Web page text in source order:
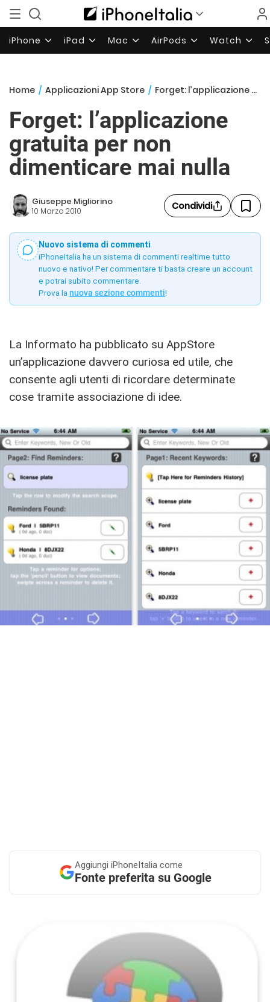
iPhone iPad Mac AirPods Watch
Home / Applicazioni App Store / Forget: l’applicazione gratuita per non dimenticare mai nulla
Forget: l’applicazione
gratuita per non
dimenticare mai nulla
Giuseppe Migliorino
10 Marzo 2010 Condividi
Nuovo sistema di commenti
iPhoneItalia ha un sistema di commenti realtime tutto
nuovo e nativo! Per commentare ti basta creare un account
e potrai subito commentare.
Prova la nuova sezione commenti!
La Informato ha pubblicato su AppStore
un’applicazione davvero curiosa ed utile, che
consente agli utenti di ricordare determinate
cose tramite associazione di idee.
Aggiungi iPhoneItalia come
Fonte preferita su Google